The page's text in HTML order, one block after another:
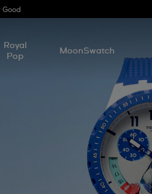
Royal
Pop
MoonSwatch